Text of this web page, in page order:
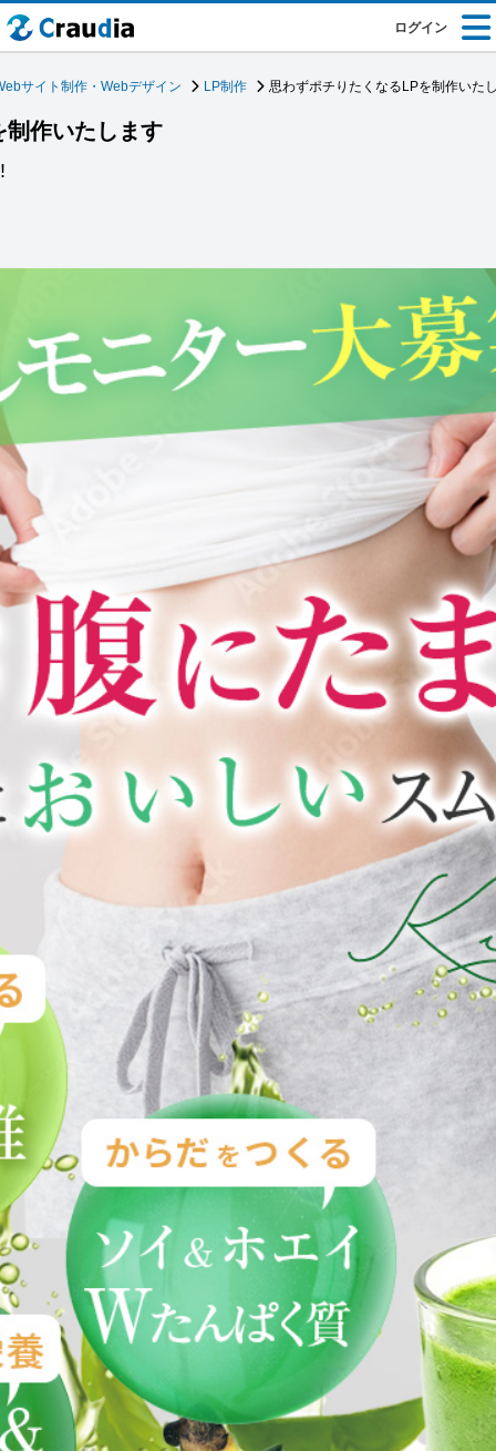
ログイン
サイト制作・Webデザイン LP制作 思わずポチりたくなるLPを制作いた
作いたします